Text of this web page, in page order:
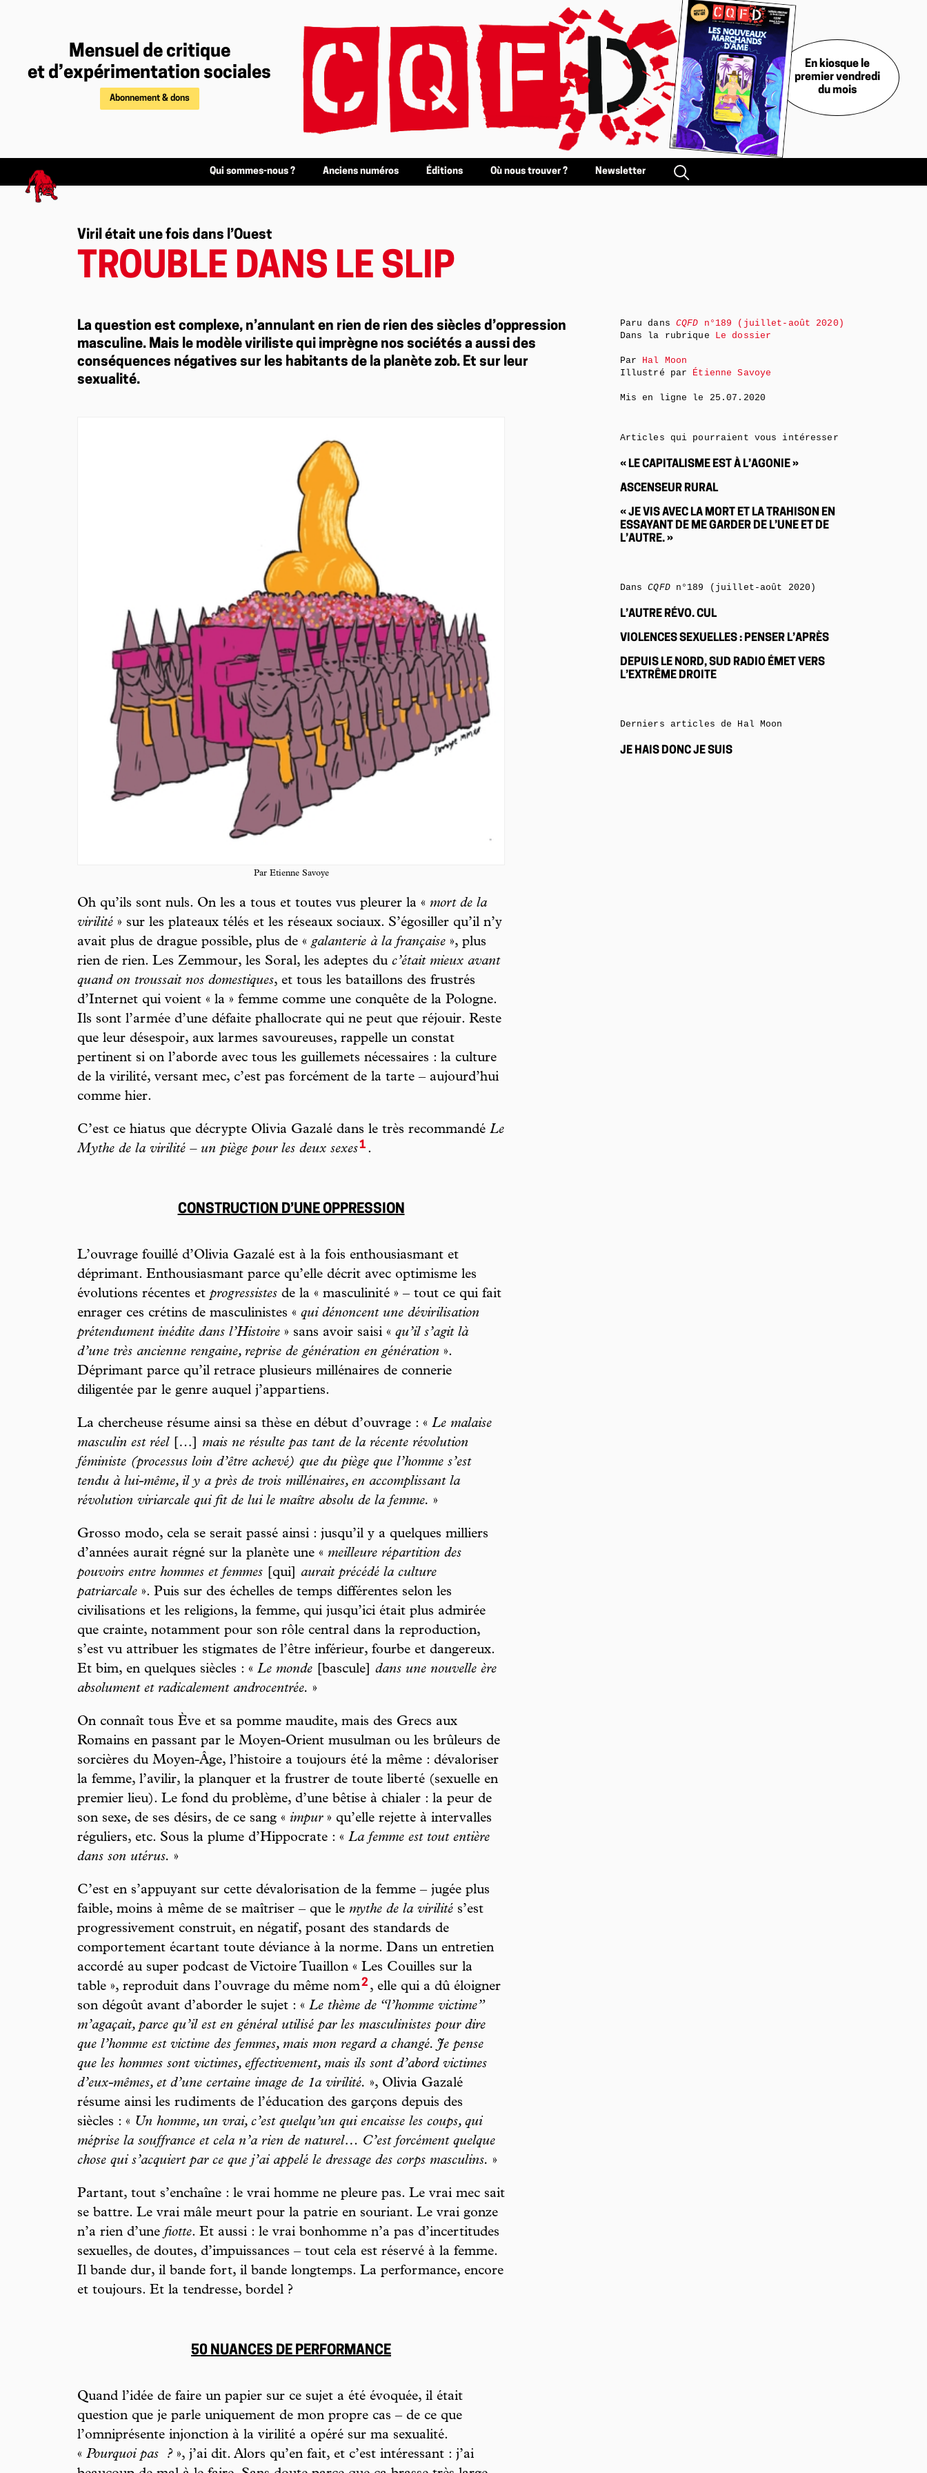
Mensuel de critique
et d’expérimentation sociales
Abonnement & dons
En kiosque le
premier vendredi
du mois
Qui sommes-nous ? Anciens numéros Éditions Où nous trouver ? Newsletter
Viril était une fois dans l’Ouest
TROUBLE DANS LE SLIP
La question est complexe, n’annulant en rien de rien des siècles d’oppression
masculine. Mais le modèle viriliste qui imprègne nos sociétés a aussi des
conséquences négatives sur les habitants de la planète zob. Et sur leur
sexualité.
Par Etienne Savoye
Oh qu’ils sont nuls. On les a tous et toutes vus pleurer la « mort de la
virilité » sur les plateaux télés et les réseaux sociaux. S’égosiller qu’il n’y
avait plus de drague possible, plus de « galanterie à la française », plus
rien de rien. Les Zemmour, les Soral, les adeptes du c’était mieux avant
quand on troussait nos domestiques, et tous les bataillons des frustrés
d’Internet qui voient « la » femme comme une conquête de la Pologne.
Ils sont l’armée d’une défaite phallocrate qui ne peut que réjouir. Reste
que leur désespoir, aux larmes savoureuses, rappelle un constat
pertinent si on l’aborde avec tous les guillemets nécessaires : la culture
de la virilité, versant mec, c’est pas forcément de la tarte – aujourd’hui
comme hier.
C’est ce hiatus que décrypte Oli via Gazalé dans le très recommandé Le
Mythe de la virilité – un piège pour les deux sexes1 .
CONSTRUCTION D’UNE OPPRESSION
L’ouvrage fouillé d’Olivia Gazalé est à la fois enthousiasmant et
déprimant. Enthousiasmant parce qu’elle décrit avec optimisme les
évolutions récentes et progressistes de la « masculinité » – tout ce qui fait
enrager ces crétins de masculinistes « qui dénoncent une dévirilisation
prétendument inédite dans l’Histoire » sans avoir saisi « qu’il s’agit là
d’une très ancienne rengaine, reprise de génération en génération ».
Déprimant parce qu’il retrace plusieurs millénaires de connerie
diligentée par le genre auquel j’appartiens.
La chercheuse résume ainsi sa thèse en début d’ouvrage : « Le malaise
masculin est réel […] mais ne résulte pas tant de la récente révolution
féministe (processus loin d’être achevé) que du piège que l’homme s’est
tendu à lui-même, il y a près de trois millénaires, en accomplissant la
révolution viriarcale qui fit de lui le maître absolu de la femme. »
Grosso modo, cela se serait passé ainsi : jusqu’il y a quelques milliers
d’années aurait régné sur la planète une « meilleure répartition des
pouvoirs entre hommes et femmes [qui] aurait précédé la culture
patriarcale ». Puis sur des échelles de temps différentes selon les
civilisations et les religions, la femme, qui jusqu’ici était plus admirée
que crainte, notamment pour son rôle central dans la reproduction,
s’est vu attribuer les stigmates de l’être inférieur, fourbe et dangereux.
Et bim, en quelques siècles : « Le monde [bascule] dans une nouvelle ère
absolument et radicalement androcentrée. »
On connaît tous Ève et sa pomme maudite, mais des Grecs aux
Romains en passant par le Moyen-Orient musulman ou les brûleurs de
sorcières du Moyen-Âge, l’histoire a toujours été la même : dévaloriser
la femme, l’avilir, la planquer et la frustrer de toute liberté (sexuelle en
premier lieu). Le fond du problème, d’une bêtise à chialer : la peur de
son sexe, de ses désirs, de ce sang « impur» qu’elle rejette à intervalles
réguliers, etc. Sous la plume d’Hippocrate : « La femme est tout entière
dans son utérus. »
C’est en s’appuyant sur cette dévalorisation de la femme – jugée plus
faible, moins à même de se maîtriser – que le mythe de la virilité s’est
progressivement construit, en négatif, posant des standards de
comportement écartant toute déviance à la norme. Dans un entretien
accordé au super podcast de Victoire Tuaillon « Les Couilles sur la
table », reproduit dans l’ouvrage du même nom2 , elle qui a dû éloigner
son dégoût avant d’aborder le sujet : « Le thème de “l’homme victime”
m’agaçait, parce qu’il est en général utilisé par les masculinistes pour dire
que l’homme est victime des femmes, mais mon regard a changé. Je pense
que les hommes sont victimes, effectivement, mais ils sont d’abord victimes
d’eux-mêmes, et d’une certaine image de 1a virilité. », Olivia Gazalé
résume ainsi les ru di ments de l’éducation des garçons depuis des
siècles : « Un homme, un vrai, c’est quelqu’un qui encaisse les coups, qui
méprise la souffrance et cela n’a rien de naturel… C’est forcément quelque
chose qui s’acquiert par ce que j’ai appelé le dressage des corps masculins. »
Partant, tout s’enchaîne : le vrai homme ne pleure pas. Le vrai mec sait
se battre. Le vrai mâle meurt pour la patrie en souriant. Le vrai gonze
n’a rien d’une fiotte. Et aussi : le vrai bonhomme n’a pas d’incertitudes
sexuelles, de doutes, d’impuissances – tout cela est réservé à la femme.
Il bande dur, il bande fort, il bande longtemps. La performance, encore
et toujours. Et la tendresse, bordel ?
50 NUANCES DE PERFORMANCE
Quand l’idée de faire un papier sur ce sujet a été évoquée, il était
question que je parle uniquement de mon propre cas – de ce que
l’omniprésente injonction à la virilité a opéré sur ma sexualité.
« Pourquoi pas ? », j’ai dit. Alors qu’en fait, et c’est intéressant : j’ai
Paru dans CQFD n°189 (juillet-août 2020)
Dans la rubrique Le dossier
Par Hal Moon
Illustré par Étienne Savoye
Mis en ligne le 25.07.2020
Articles qui pourraient vous intéresser
« LE CAPITALISME EST À L’AGONIE »
ASCENSEUR RURAL
« JE VIS AVEC LA MORT ET LA TRAHISON EN
ESSAYANT DE ME GARDER DE L’UNE ET DE
L’AUTRE. »
DansCQFDn°189 (juillet-août 2020)
L’AUTRE RÉVO. CUL
VIOLENCES SEXUELLES : PENSER L’APRÈS
DEPUIS LE NORD, SUD RADIO ÉMET VERS
L’EXTRÊME DROITE
Derniers articles de Hal Moon
JE HAIS DONC JE SUIS